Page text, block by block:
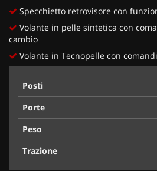
Specchietto retrovisore con
Volante in pelle sintetica con
cambio
Volante in Tecnopelle con
Posti
Porte
Peso
Trazione